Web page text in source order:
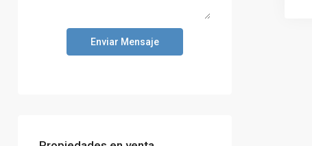
Enviar Mensaje